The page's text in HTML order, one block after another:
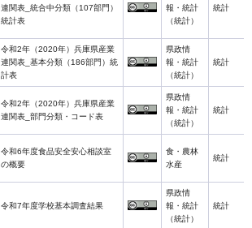
連関表_統合中分類（107部門）
統計表
報・統計
（統計）
統計
令和2年（2020年）兵庫県産業
連関表_基本分類（186部門）統
計表
県政情
報・統計
（統計）
統計
令和2年（2020年）兵庫県産業
連関表_部門分類・コード表
県政情
報・統計
（統計）
統計
令和6年度食品安全安心相談室
の概要
食・農林
水産
統計
令和7年度学校基本調査結果
県政情
報・統計
（統計）
統計